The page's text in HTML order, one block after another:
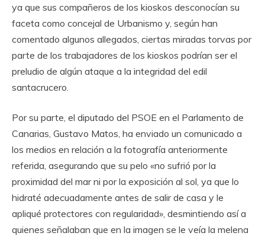
ya que sus compañeros de los kioskos desconocían su
faceta como concejal de Urbanismo y, según han
comentado algunos allegados, ciertas miradas torvas por
parte de los trabajadores de los kioskos podrían ser el
preludio de algún ataque a la integridad del edil
santacrucero.
Por su parte, el diputado del PSOE en el Parlamento de
Canarias, Gustavo Matos, ha enviado un comunicado a
los medios en relación a la fotografía anteriormente
referida, asegurando que su pelo «no sufrió por la
proximidad del mar ni por la exposición al sol, ya que lo
hidraté adecuadamente antes de salir de casa y le
apliqué protectores con regularidad», desmintiendo así a
quienes señalaban que en la imagen se le veía la melena